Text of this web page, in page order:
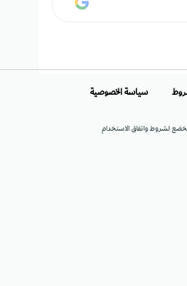
لشروط واتفاق الاستخدام
سياسة الخصوصية